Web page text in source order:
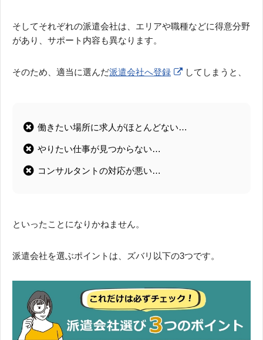
そしてそれぞれの派遣会社は、エリアや職種などに得意分野
があり、サポート内容も異なります。
そのため、適当に選んだ派遣会社へ登録 してしまうと、
働きたい場所に求人がほとんどない…
やりたい仕事が見つからない…
コンサルタントの対応が悪い…
といったことになりかねません。
派遣会社を選ぶポイントは、ズバリ以下の3つです。